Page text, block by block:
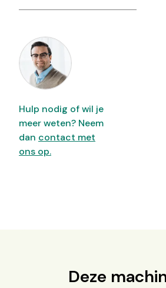
Hulp nodig of wil je
meer weten? Neem
dan contact met
ons op.
Deze